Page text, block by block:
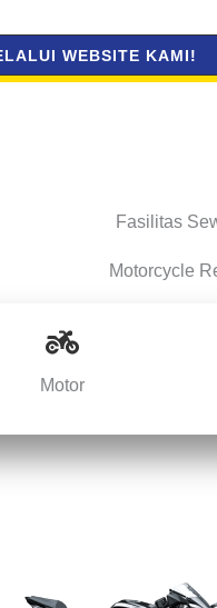
WEBSITE KAMI!
Fasilitas
Motorcycle
Motor